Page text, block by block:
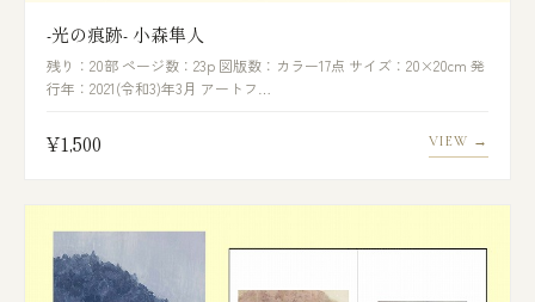
-光の痕跡- 小森隼人
残り：20部 ページ数：23p 図版数：カラー17点 サイズ：20×20cm 発
行年：2021(令和3)年3月 アートフ…
¥1,500 VIEW →